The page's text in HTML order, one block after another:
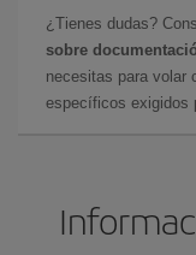
¿Tienes dudas?
sobre
necesitas para volar
específicos exigidos